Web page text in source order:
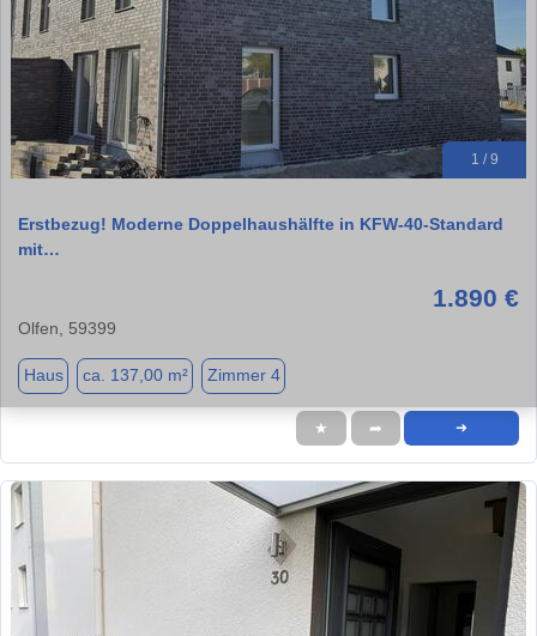
1 / 9
Erstbezug! Moderne Doppelhaushälfte in KFW-40-Standard
mit…
1.890 €
Olfen, 59399
Haus ca. 137,00 m² Zimmer 4
★ ➦ ➜